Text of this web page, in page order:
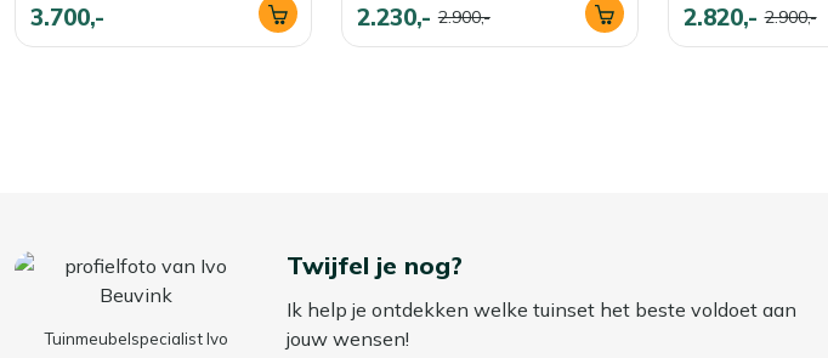
3.700,- 2.230,- 2.900,- 2.820,- 2.900,-
Tuinmeubelspecialist Ivo
Twijfel je nog?
Ik help je ontdekken welke tuinset het beste voldoet aan
jouw wensen!